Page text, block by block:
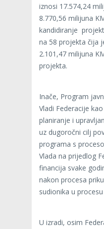
iznosi 17.574,24
8.770,56 milijuna
kandidiranje
na 58 projekta čija
2.101,47 milijuna
projekta.
Inače, Program
Vladi Federacije
planiranje i
uz dugoročni cilj
programa s
Vlada na prijedlog
financija svake
nakon procesa
sudionika u
U izradi, osim